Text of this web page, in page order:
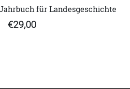
für Landesgeschichte
€29,00